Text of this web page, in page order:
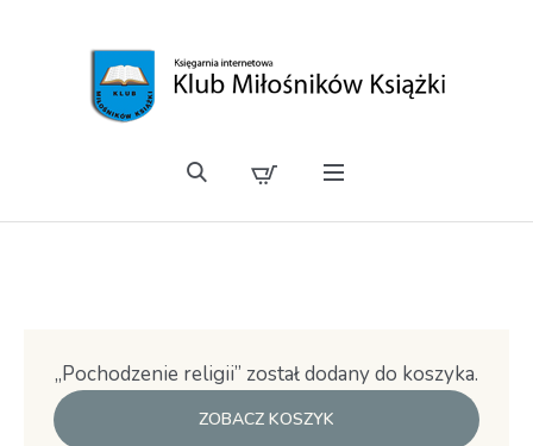
„Pochodzenie religii” został dodany do koszyka.
ZOBACZ KOSZYK